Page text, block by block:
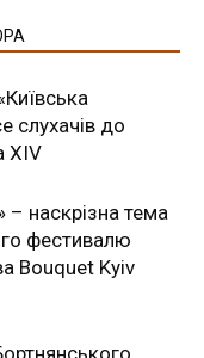
слухачів до
XIV
– наскрізна тема
фестивалю
Bouquet Kyiv